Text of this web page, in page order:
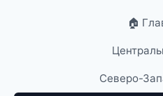
🏠
Северо-